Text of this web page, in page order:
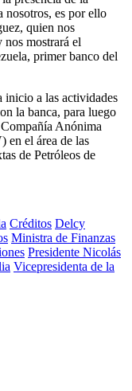
nosotros, es por ello
quien nos
nos mostrará el
primer banco del
inicio a las actividades
la banca, para luego
Anónima
en el área de las
de Petróleos de
Créditos Delcy
Ministra de Finanzas
Presidente Nicolás
Vicepresidenta de la